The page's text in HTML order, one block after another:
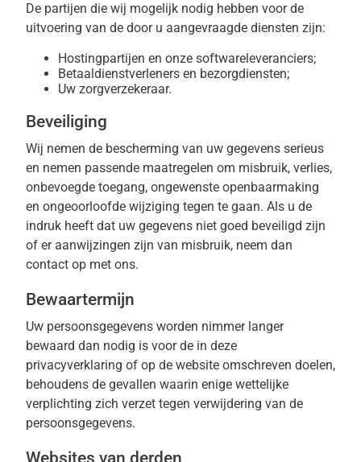
De partijen die wij mogelijk nodig hebben voor de
uitvoering van de door u aangevraagde diensten zijn:
Hostingpartijen en onze softwareleveranciers;
Betaaldienstverleners en bezorgdiensten;
Uw zorgverzekeraar.
Beveiliging
Wij nemen de bescherming van uw gegevens serieus
en nemen passende maatregelen om misbruik, verlies,
onbevoegde toegang, ongewenste openbaarmaking
en ongeoorloofde wijziging tegen te gaan. Als u de
indruk heeft dat uw gegevens niet goed beveiligd zijn
of er aanwijzingen zijn van misbruik, neem dan
contact op met ons.
Bewaartermijn
Uw persoonsgegevens worden nimmer langer
bewaard dan nodig is voor de in deze
privacyverklaring of op de website omschreven doelen,
behoudens de gevallen waarin enige wettelijke
verplichting zich verzet tegen verwijdering van de
persoonsgegevens.
Websites van derden